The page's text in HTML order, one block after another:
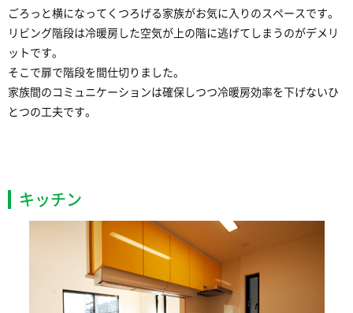
ごろっと横になってくつろげる家族がお気に入りのスペースです。
リビング階段は冷暖房した空気が上の階に逃げてしまうのがデメリ
ットです。
そこで扉で階段を間仕切りました。
家族間のコミュニケーションは確保しつつ冷暖房効率を下げないひ
とつの工夫です。
キッチン